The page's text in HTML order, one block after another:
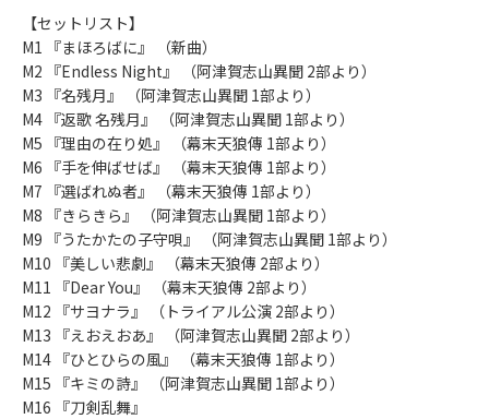
【セットリスト】
M1 『まほろばに』 （新曲）
M2 『Endless Night』 （阿津賀志山異聞 2部より）
M3 『名残月』 （阿津賀志山異聞 1部より）
M4 『返歌 名残月』 （阿津賀志山異聞 1部より）
M5 『理由の在り処』 （幕末天狼傳 1部より）
M6 『手を伸ばせば』 （幕末天狼傳 1部より）
M7 『選ばれぬ者』 （幕末天狼傳 1部より）
M8 『きらきら』 （阿津賀志山異聞 1部より）
M9 『うたかたの子守唄』 （阿津賀志山異聞 1部より）
M10 『美しい悲劇』 （幕末天狼傳 2部より）
M11 『Dear You』 （幕末天狼傳 2部より）
M12 『サヨナラ』 （トライアル公演 2部より）
M13 『えおえおあ』 （阿津賀志山異聞 2部より）
M14 『ひとひらの風』 （幕末天狼傳 1部より）
M15 『キミの詩』 （阿津賀志山異聞 1部より）
M16 『刀剣乱舞』